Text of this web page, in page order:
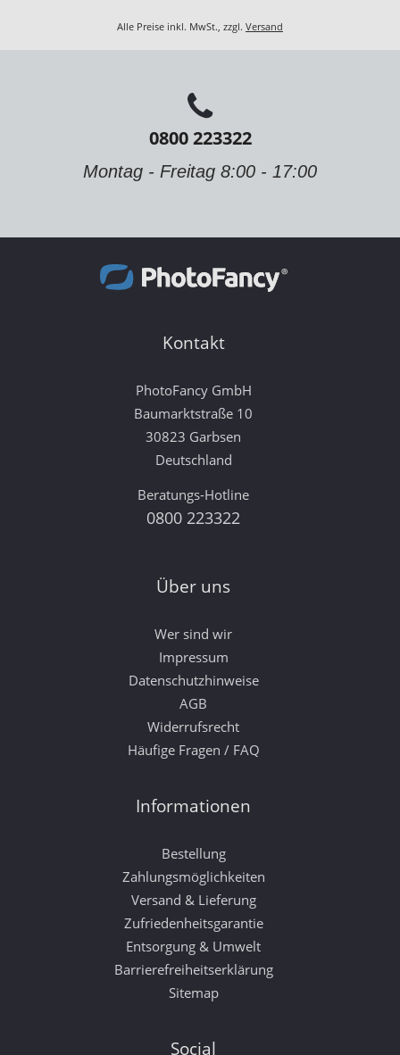
Alle Preise inkl. MwSt., zzgl. Versand
0800 223322
Montag - Freitag 8:00 - 17:00
Kontakt
PhotoFancy GmbH
Baumarktstraße 10
30823 Garbsen
Deutschland
Beratungs-Hotline
0800 223322
Über uns
Wer sind wir
Impressum
Datenschutzhinweise
AGB
Widerrufsrecht
Häufige Fragen / FAQ
Informationen
Bestellung
Zahlungsmöglichkeiten
Versand & Lieferung
Zufriedenheitsgarantie
Entsorgung & Umwelt
Barrierefreiheitserklärung
Sitemap
Social